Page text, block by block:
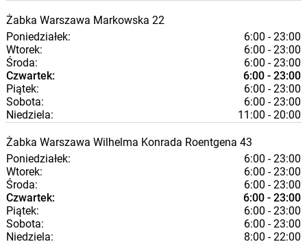
Żabka Warszawa Markowska 22
Poniedziałek:
6:00 - 23:00
Wtorek:
6:00 - 23:00
Środa:
6:00 - 23:00
Czwartek:
6:00 - 23:00
Piątek:
6:00 - 23:00
Sobota:
6:00 - 23:00
Niedziela:
11:00 - 20:00
Żabka Warszawa Wilhelma Konrada Roentgena 43
Poniedziałek:
6:00 - 23:00
Wtorek:
6:00 - 23:00
Środa:
6:00 - 23:00
Czwartek:
6:00 - 23:00
Piątek:
6:00 - 23:00
Sobota:
6:00 - 23:00
Niedziela:
8:00 - 22:00